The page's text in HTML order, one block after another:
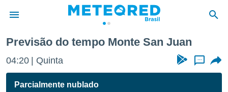
da
Previsão do tempo Monte San Juan
04:20 Quinta ...
Parcialmente nublado